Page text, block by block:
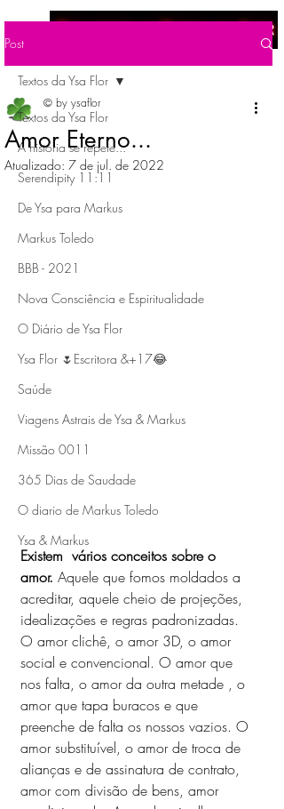
Menu
Post
Textos da Ysa Flor
A história se repete...
Serendipity 11:11
De Ysa para Markus
Markus Toledo
BBB - 2021
Nova Consciência e Espiritualidade
O Diário de Ysa Flor
Ysa Flor 🌷Escritora &+17😂
Saúde
Viagens Astrais de Ysa & Markus
Missão 0011
365 Dias de Saudade
O diario de Markus Toledo
Ysa & Markus
Textos da Ysa Flor
Amor Eterno...
© by ysaflor
Atualizado: 7 de jul. de 2022
Existem  vários conceitos sobre o
amor. Aquele que fomos moldados a
acreditar, aquele cheio de projeções,
idealizações e regras padronizadas.
O amor clichê, o amor 3D, o amor
social e convencional. O amor que
nos falta, o amor da outra metade , o
amor que tapa buracos e que
preenche de falta os nossos vazios. O
amor substituível, o amor de troca de
alianças e de assinatura de contrato,
amor com divisão de bens, amor